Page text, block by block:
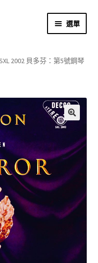
選單
SXL 2002 貝多芬：第5號鋼琴